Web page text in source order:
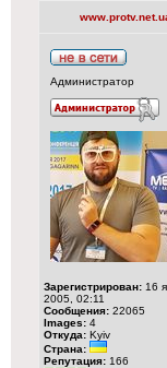
Администратор
Зарегистрирован: 16
2005, 02:11
Сообщения: 22065
Images: 4
Откуда: Kyiv
Страна:
Репутация: 166